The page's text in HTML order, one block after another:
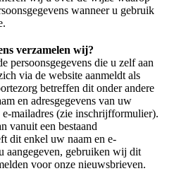
wanneer u gebruik
verzamelen wij?
persoonsgegevens die u zelf aan
via de website aanmeldt als
betreffen dit onder andere
en adresgegevens van uw
e-mailadres (zie inschrijfformulier).
vanuit een bestaand
dit enkel uw naam en e-
aangegeven, gebruiken wij dit
voor onze nieuwsbrieven.